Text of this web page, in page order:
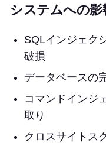
システムへの影
SQLインジェク
破損
データベースの
コマンドインジ
取り
クロスサイトス